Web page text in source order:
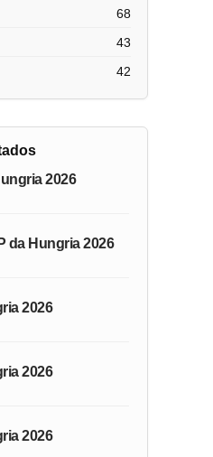
68
43
42
2026
da Hungria 2026
2026
2026
2026